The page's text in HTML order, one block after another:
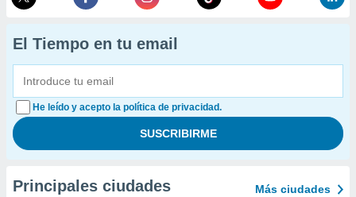
El Tiempo en tu email
He leído y acepto la política de privacidad.
Principales ciudades Más ciudades